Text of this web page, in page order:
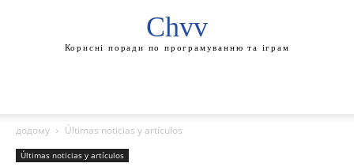
Chvv
Корисні поради по програмуванню та іграм
додому Últimas noticias y artículos
Últimas noticias y artículos